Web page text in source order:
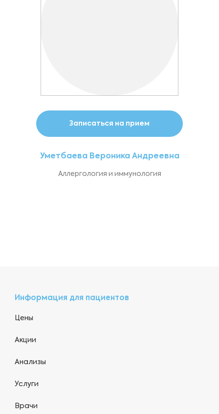
Записаться на прием
Уметбаева Вероника Андреевна
Аллергология и иммунология
Информация для пациентов
Цены
Акции
Анализы
Услуги
Врачи